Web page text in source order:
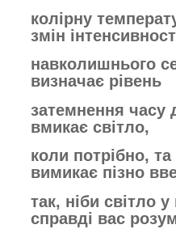
колірну
змін
навколишнього
визначає рівень
затемнення часу
вмикає світло,
коли потрібно,
вимикає пізно
так, ніби світло
справді вас